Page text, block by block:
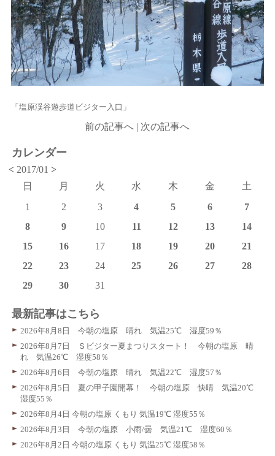
「塩原渓谷遊歩道ビジター入口」
前の記事へ | 次の記事へ
カレンダー
< 2017/01>
日
月 火 水 木 金
土
1
2 3 4 5 6
7
8
9 10 11 12 13
14
15
16 17 18 19 20
21
22
23 24 25 26 27
28
29
30 31
最新記事はこちら
2026年8月8日 今朝の塩原 晴れ 気温25℃ 湿度59％
2026年8月7日 Ｓビジター夏まつりスタート！ 今朝の塩原 晴
れ 気温26℃ 湿度58％
2026年8月6日 今朝の塩原 晴れ 気温22℃ 湿度57％
2026年8月5日 夏の甲子園開幕！ 今朝の塩原 快晴 気温20℃
湿度55％
2026年8月4日 今朝の塩原 くもり 気温19℃ 湿度55％
2026年8月3日 今朝の塩原 小雨/曇 気温21℃ 湿度60％
2026年8月2日 今朝の塩原 くもり 気温25℃ 湿度58％